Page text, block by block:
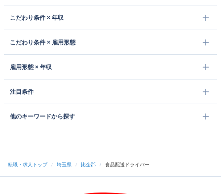
こだわり条件 × 年収
こだわり条件 × 雇用形態
雇用形態 × 年収
注目条件
他のキーワードから探す
転職・求人トップ / 埼玉県 / 比企郡 / 食品配送ドライバー